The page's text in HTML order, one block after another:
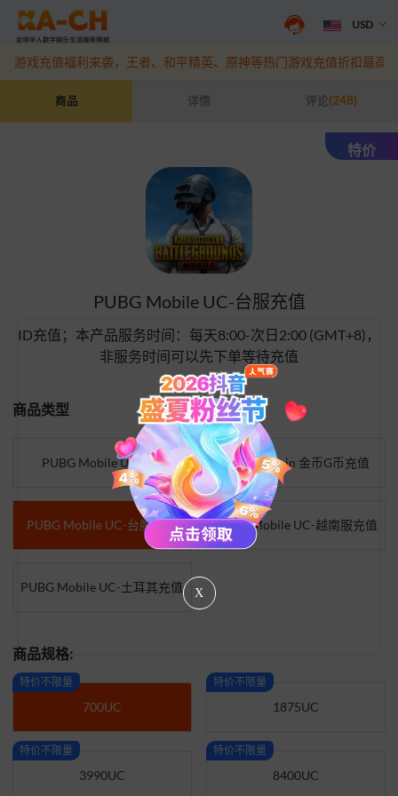
PUBG Mobile UC-台服充值
USD
抖音盛夏宠粉季来袭！抖钻充值最高6%优惠，热门规格更划算点此查
游戏充值福利来袭，王者、和平精英、原神等热门游戏充值折扣最高
商品 详情 评论(248)
特价
PUBG Mobile UC-台服充值
ID充值；本产品服务时间：每天8:00-次日2:00 (GMT+8)，
非服务时间可以先下单等待充值
商品类型
PUBG Mobile UC充值 PUBG G-coin 金币G币充值
PUBG Mobile UC-台服充值 PUBG Mobile UC-越南服充值
PUBG Mobile UC-土耳其充值
商品规格:
700UC
特价不限量
1875UC
特价不限量
3990UC
特价不限量
8400UC
特价不限量
X